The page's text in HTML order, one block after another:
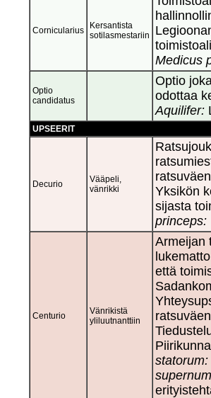
Cornicularius
Kersantista
sotilasmestariin
Medicus
Optio
candidatus
Optio
odottaa
Aquilifer:
UPSEERIT
Decurio
Vääpeli,
vänrikki
Yksikön
sijasta
princeps:
Centurio
Vänrikistä
yliluutnanttiin
Armeijan
että
statorum: